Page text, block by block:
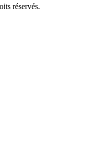
réservés.